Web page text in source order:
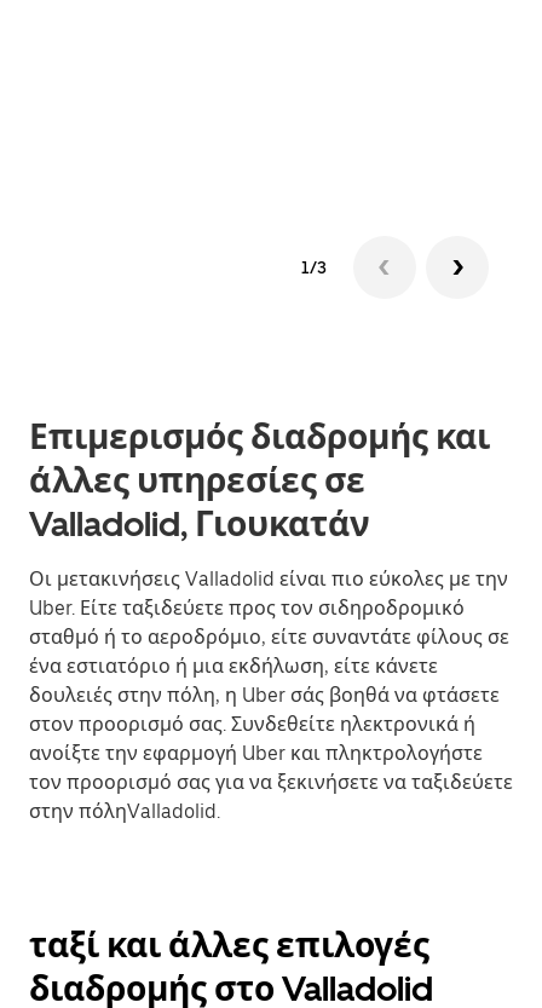
1/3
Επιμερισμός διαδρομής και
άλλες υπηρεσίες σε
Valladolid, Γιουκατάν
Οι μετακινήσεις Valladolid είναι πιο εύκολες με την
Uber. Είτε ταξιδεύετε προς τον σιδηροδρομικό
σταθμό ή το αεροδρόμιο, είτε συναντάτε φίλους σε
ένα εστιατόριο ή μια εκδήλωση, είτε κάνετε
δουλειές στην πόλη, η Uber σάς βοηθά να φτάσετε
στον προορισμό σας. Συνδεθείτε ηλεκτρονικά ή
ανοίξτε την εφαρμογή Uber και πληκτρολογήστε
τον προορισμό σας για να ξεκινήσετε να ταξιδεύετε
στην πόληValladolid.
ταξί και άλλες επιλογές
διαδρομής στο Valladolid